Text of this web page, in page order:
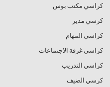
كراسي مكتب بوس
كرسي مدير
كراسي المهام
كراسي غرفة الاجتماعات
كراسي التدريب
كرسي الضيف